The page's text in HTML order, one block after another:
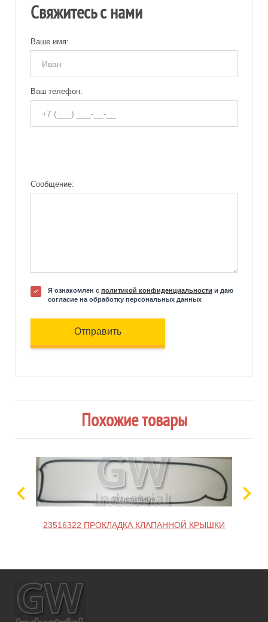
Свяжитесь с нами
Ваше имя:
Ваш телефон:
Сообщение:
Я ознакомлен с политикой конфиденциальности и даю
согласие на обработку персональных данных
Отправить
Похожие товары
23516322 ПРОКЛАДКА КЛАПАННОЙ КРЫШКИ